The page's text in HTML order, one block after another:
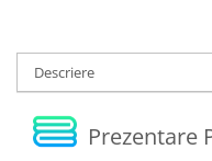
Descriere
Prezentare